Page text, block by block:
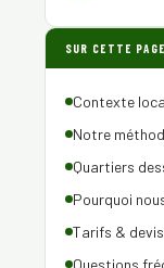
SUR CETTE PAGE
Contexte
Notre
Quartiers
Pourquoi
Tarifs & devis
Questions